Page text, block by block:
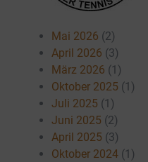
Mai 2026 (2)
April 2026 (3)
März 2026 (1)
Oktober 2025 (1)
Juli 2025 (1)
Juni 2025 (2)
April 2025 (3)
Oktober 2024 (1)